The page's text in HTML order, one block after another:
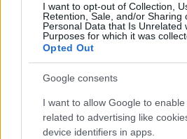
I want to opt-out of Collection,
Retention, Sale, and/or Sharing
Personal Data that Is Unrelated
Purposes for which it was
Opted Out
Google consents
I want to allow Google to
related to advertising like
device identifiers in apps.
Luigi Bisignani per Il Tempo, 8